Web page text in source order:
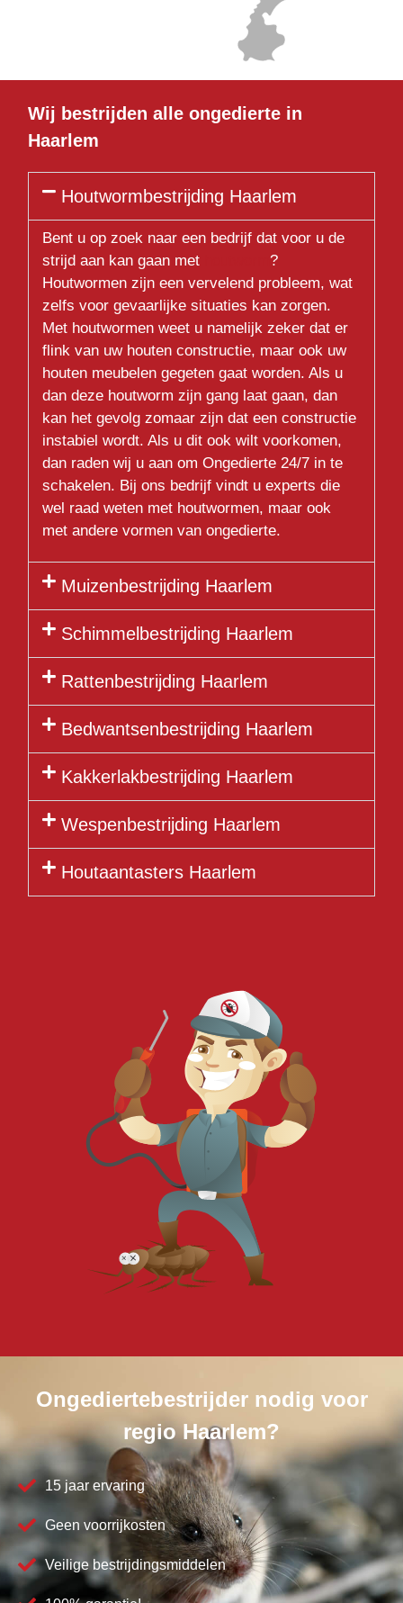
Wij bestrijden alle ongedierte in
Haarlem
Houtwormbestrijding Haarlem
Bent u op zoek naar een bedrijf dat voor u de
strijd aan kan gaan met
?
Houtwormen zijn een vervelend probleem, wat
zelfs voor gevaarlijke situaties kan zorgen.
Met houtwormen weet u namelijk zeker dat er
flink van uw houten constructie, maar ook uw
houten meubelen gegeten gaat worden. Als u
dan deze houtworm zijn gang laat gaan, dan
kan het gevolg zomaar zijn dat een constructie
instabiel wordt. Als u dit ook wilt voorkomen,
dan raden wij u aan om Ongedierte 24/7 in te
schakelen. Bij ons bedrijf vindt u experts die
wel raad weten met houtwormen, maar ook
met andere vormen van ongedierte.
Muizenbestrijding Haarlem
Schimmelbestrijding Haarlem
Rattenbestrijding Haarlem
Bedwantsenbestrijding Haarlem
Kakkerlakbestrijding Haarlem
Wespenbestrijding Haarlem
Houtaantasters Haarlem
Ongediertebestrijder nodig voor
regio Haarlem?
15 jaar ervaring
Geen voorrijkosten
Veilige bestrijdingsmiddelen